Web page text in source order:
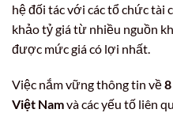
hệ đối tác với các tổ chức tài
khảo tỷ giá từ nhiều nguồn
được mức giá có lợi nhất.
Việc nắm vững thông tin về
Việt Namvà các yếu tố liên